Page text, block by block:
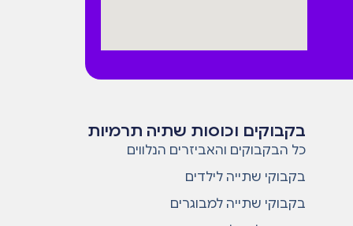
בקבוקים וכוסות שתיה תרמיות
כל הבקבוקים והאביזרים הנלווים
בקבוקי שתייה לילדים
בקבוקי שתייה למבוגרים